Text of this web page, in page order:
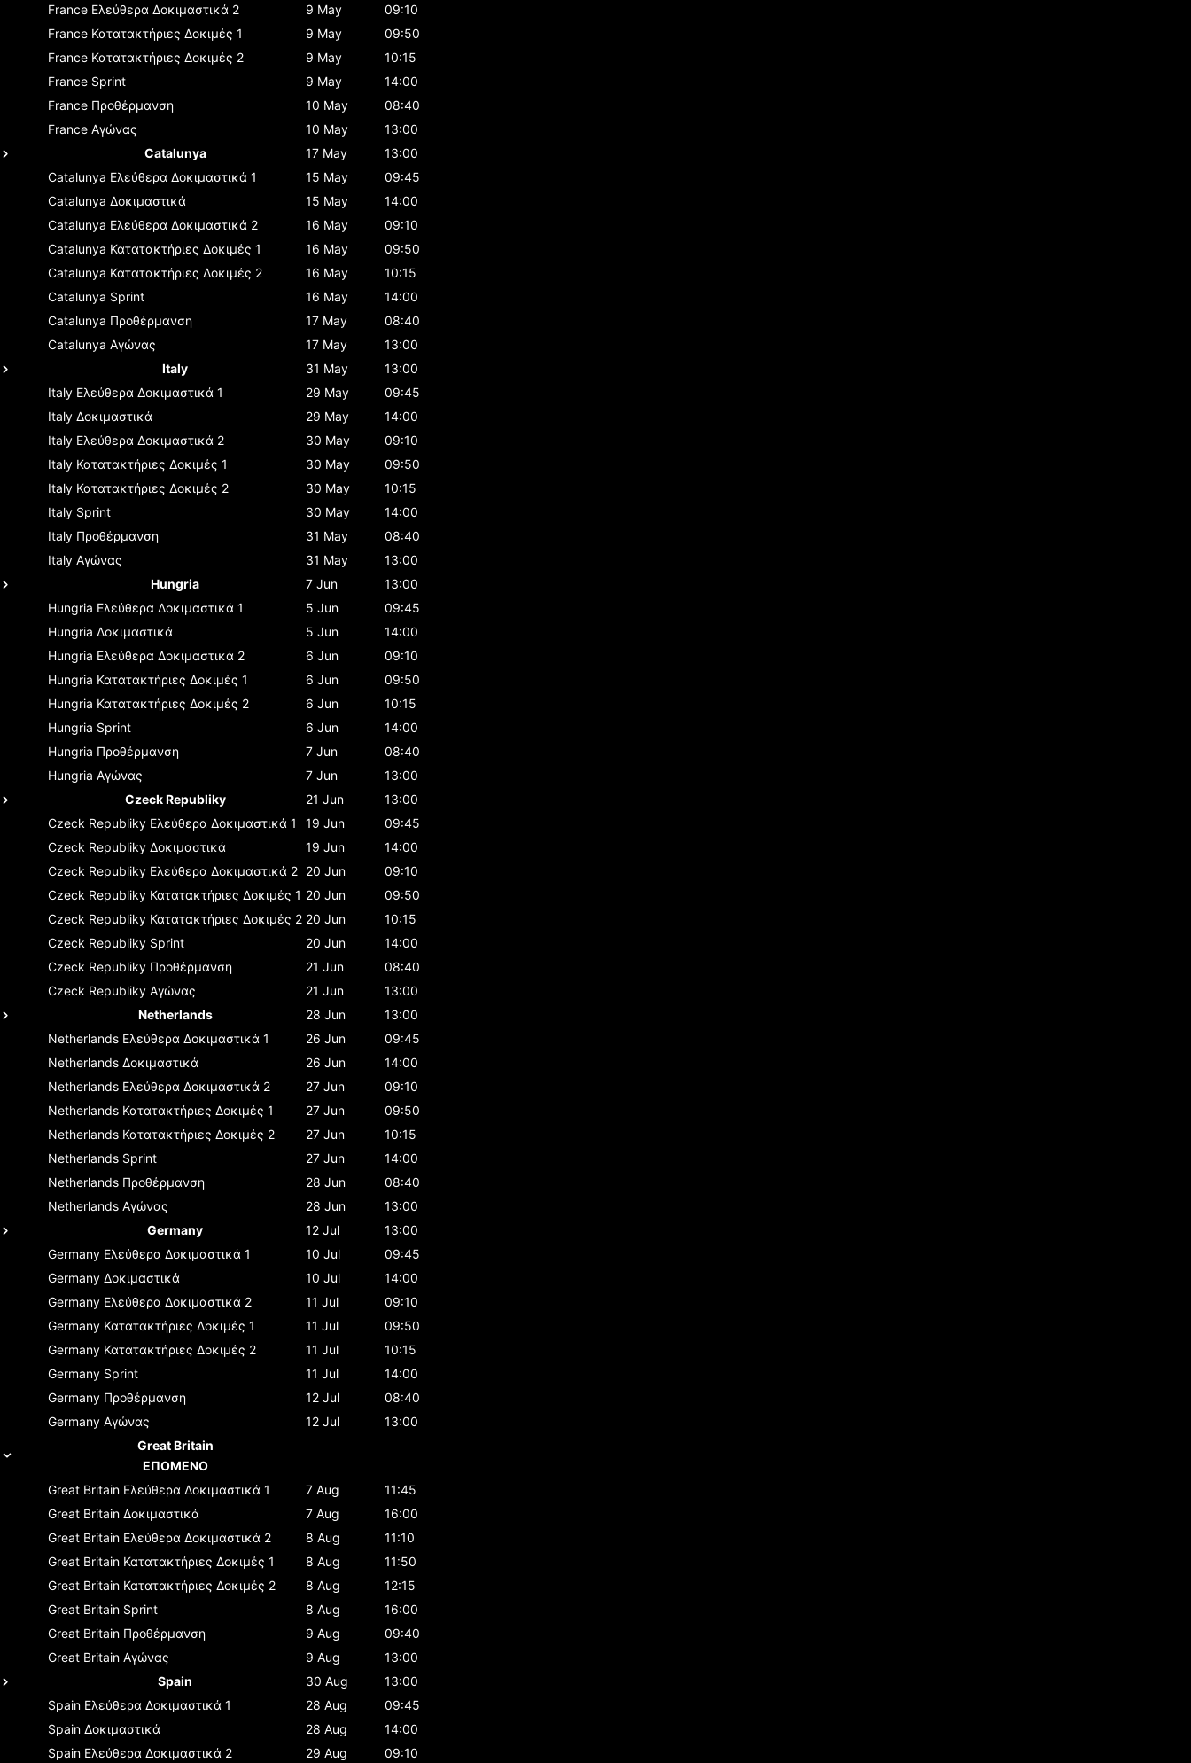
France Ελεύθερα Δοκιμαστικά 2 9 May
09:10
France Κατατακτήριες Δοκιμές 1 9 May
09:50
France Κατατακτήριες Δοκιμές 2 9 May
10:15
France Sprint 9 May
14:00
France Προθέρμανση 10 May
08:40
France Αγώνας 10 May
13:00
Catalunya
17 May
13:00
Catalunya Ελεύθερα Δοκιμαστικά 1 15 May
09:45
Catalunya Δοκιμαστικά 15 May
14:00
Catalunya Ελεύθερα Δοκιμαστικά 2 16 May
09:10
Catalunya Κατατακτήριες Δοκιμές 1 16 May
09:50
Catalunya Κατατακτήριες Δοκιμές 2 16 May
10:15
Catalunya Sprint 16 May
14:00
Catalunya Προθέρμανση 17 May
08:40
Catalunya Αγώνας 17 May
13:00
Italy
31 May
13:00
Italy Ελεύθερα Δοκιμαστικά 1 29 May
09:45
Italy Δοκιμαστικά 29 May
14:00
Italy Ελεύθερα Δοκιμαστικά 2 30 May
09:10
Italy Κατατακτήριες Δοκιμές 1 30 May
09:50
Italy Κατατακτήριες Δοκιμές 2 30 May
10:15
Italy Sprint 30 May
14:00
Italy Προθέρμανση 31 May
08:40
Italy Αγώνας 31 May
13:00
Hungria
7 Jun
13:00
Hungria Ελεύθερα Δοκιμαστικά 1 5 Jun
09:45
Hungria Δοκιμαστικά 5 Jun
14:00
Hungria Ελεύθερα Δοκιμαστικά 2 6 Jun
09:10
Hungria Κατατακτήριες Δοκιμές 1 6 Jun
09:50
Hungria Κατατακτήριες Δοκιμές 2 6 Jun
10:15
Hungria Sprint 6 Jun
14:00
Hungria Προθέρμανση 7 Jun
08:40
Hungria Αγώνας 7 Jun
13:00
Czeck Republiky
21 Jun
13:00
Czeck Republiky Ελεύθερα Δοκιμαστικά 1 19 Jun
09:45
Czeck Republiky Δοκιμαστικά 19 Jun
14:00
Czeck Republiky Ελεύθερα Δοκιμαστικά 2 20 Jun
09:10
Czeck Republiky Κατατακτήριες Δοκιμές 1 20 Jun
09:50
Czeck Republiky Κατατακτήριες Δοκιμές 2 20 Jun
10:15
Czeck Republiky Sprint 20 Jun
14:00
Czeck Republiky Προθέρμανση 21 Jun
08:40
Czeck Republiky Αγώνας 21 Jun
13:00
Netherlands
28 Jun
13:00
Netherlands Ελεύθερα Δοκιμαστικά 1 26 Jun
09:45
Netherlands Δοκιμαστικά 26 Jun
14:00
Netherlands Ελεύθερα Δοκιμαστικά 2 27 Jun
09:10
Netherlands Κατατακτήριες Δοκιμές 1 27 Jun
09:50
Netherlands Κατατακτήριες Δοκιμές 2 27 Jun
10:15
Netherlands Sprint 27 Jun
14:00
Netherlands Προθέρμανση 28 Jun
08:40
Netherlands Αγώνας 28 Jun
13:00
Germany
12 Jul
13:00
Germany Ελεύθερα Δοκιμαστικά 1 10 Jul
09:45
Germany Δοκιμαστικά 10 Jul
14:00
Germany Ελεύθερα Δοκιμαστικά 2 11 Jul
09:10
Germany Κατατακτήριες Δοκιμές 1 11 Jul
09:50
Germany Κατατακτήριες Δοκιμές 2 11 Jul
10:15
Germany Sprint 11 Jul
14:00
Germany Προθέρμανση 12 Jul
08:40
Germany Αγώνας 12 Jul
13:00
Great Britain
ΕΠΟΜΕΝΟ
Great Britain Ελεύθερα Δοκιμαστικά 1 7 Aug
11:45
Great Britain Δοκιμαστικά 7 Aug
16:00
Great Britain Ελεύθερα Δοκιμαστικά 2 8 Aug
11:10
Great Britain Κατατακτήριες Δοκιμές 1 8 Aug
11:50
Great Britain Κατατακτήριες Δοκιμές 2 8 Aug
12:15
Great Britain Sprint 8 Aug
16:00
Great Britain Προθέρμανση 9 Aug
09:40
Great Britain Αγώνας 9 Aug
13:00
Spain
30 Aug
13:00
Spain Ελεύθερα Δοκιμαστικά 1 28 Aug
09:45
Spain Δοκιμαστικά 28 Aug
14:00
Spain Ελεύθερα Δοκιμαστικά 2 29 Aug 09:10